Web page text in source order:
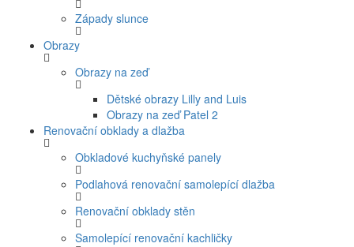
Západy slunce
Obrazy
Obrazy na zeď
Dětské obrazy Lilly and Luis
Obrazy na zeď Patel 2
Renovační obklady a dlažba
Obkladové kuchyňské panely
Podlahová renovační samolepící dlažba
Renovační obklady stěn
Samolepící renovační kachličky